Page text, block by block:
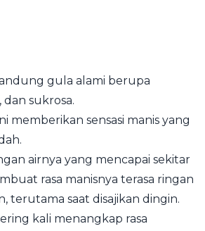
gula alami berupa
sukrosa.
memberikan sensasi manis yang
airnya yang mencapai sekitar
rasa manisnya terasa ringan
terutama saat disajikan dingin.
kali menangkap rasa